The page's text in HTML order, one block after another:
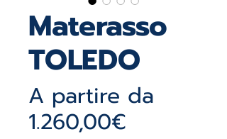
Materasso
TOLEDO
A partire da
1.260,00€